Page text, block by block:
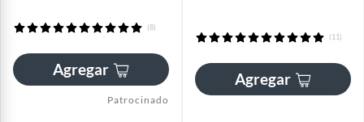
(8)
Agregar
Patrocinado
(11)
Agregar